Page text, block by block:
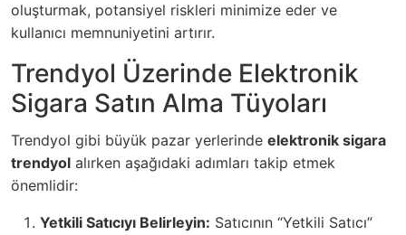
oluşturmak, potansiyel riskleri minimize eder ve
kullanıcı memnuniyetini artırır.
Trendyol Üzerinde Elektronik
Sigara Satın Alma Tüyoları
Trendyol gibi büyük pazar yerlerinde elektronik sigara
trendyol alırken aşağıdaki adımları takip etmek
önemlidir:
Yetkili Satıcıyı Belirleyin: Satıcının “Yetkili Satıcı”